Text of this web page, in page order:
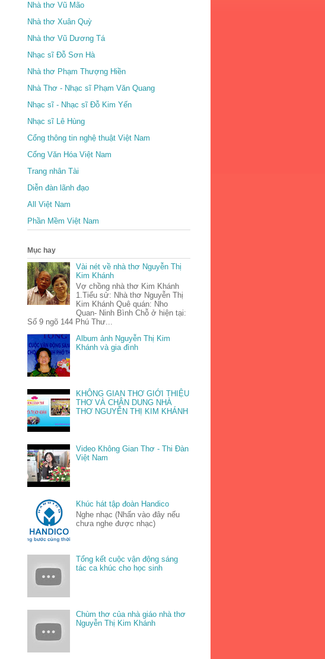
Nhà thơ Vũ Mão
Nhà thơ Xuân Quỳ
Nhà thơ Vũ Dương Tá
Nhạc sĩ Đỗ Sơn Hà
Nhà thơ Phạm Thượng Hiền
Nhà Thơ - Nhạc sĩ Phạm Văn Quang
Nhạc sĩ - Nhạc sĩ Đỗ Kim Yến
Nhạc sĩ Lê Hùng
Cổng thông tin nghệ thuật Việt Nam
Cổng Văn Hóa Việt Nam
Trang nhân Tài
Diễn đàn lãnh đạo
All Việt Nam
Phần Mềm Việt Nam
Mục hay
Vài nét về nhà thơ Nguyễn Thị
Kim Khánh
Vợ chồng nhà thơ Kim Khánh
1.Tiểu sử: Nhà thơ Nguyễn Thị
Kim Khánh Quê quán: Nho
Quan- Ninh Bình Chỗ ở hiện tại:
Số 9 ngõ 144 Phú Thư...
Album ảnh Nguyễn Thị Kim
Khánh và gia đình
KHÔNG GIAN THƠ GIỚI THIỆU
THƠ VÀ CHÂN DUNG NHÀ
THƠ NGUYỄN THỊ KIM KHÁNH
Video Không Gian Thơ - Thi Đàn
Việt Nam
Khúc hát tập đoàn Handico
Nghe nhạc (Nhấn vào đây nếu
chưa nghe được nhạc)
Tổng kết cuộc vận động sáng
tác ca khúc cho học sinh
Chùm thơ của nhà giáo nhà thơ
Nguyễn Thị Kim Khánh